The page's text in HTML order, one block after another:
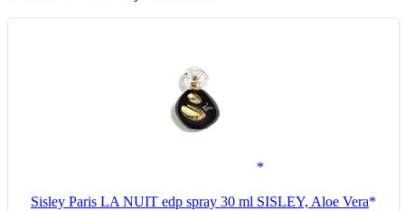
Sisley Paris LA NUIT edp spray 30 ml SISLEY, Aloe Vera